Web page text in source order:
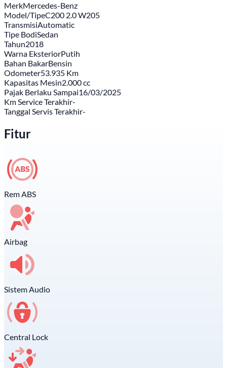
MerkMercedes-Benz
Model/TipeC200 2.0 W205
TransmisiAutomatic
Tipe BodiSedan
Tahun2018
Warna EksteriorPutih
Bahan BakarBensin
Odometer53.935 Km
Kapasitas Mesin2.000 cc
Pajak Berlaku Sampai16/03/2025
Km Service Terakhir-
Tanggal Servis Terakhir-
Fitur
Rem ABS
Airbag
Sistem Audio
Central Lock